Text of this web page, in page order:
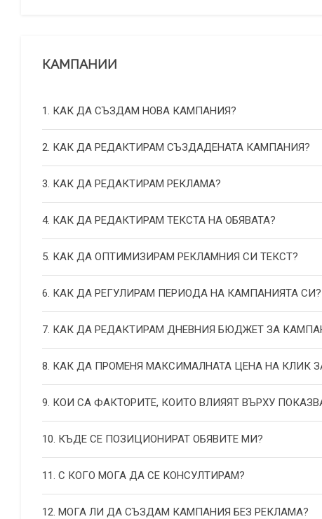
КАМПАНИИ
1. КАК ДА СЪЗДАМ НОВА КАМПАНИЯ?
2. КАК ДА РЕДАКТИРАМ СЪЗДАДЕНАТА КАМПАНИЯ?
3. КАК ДА РЕДАКТИРАМ РЕКЛАМА?
4. КАК ДА РЕДАКТИРАМ ТЕКСТА НА ОБЯВАТА?
5. КАК ДА ОПТИМИЗИРАМ РЕКЛАМНИЯ СИ ТЕКСТ?
6. КАК ДА РЕГУЛИРАМ ПЕРИОДА НА КАМПАНИЯТА СИ?
7. КАК ДА РЕДАКТИРАМ ДНЕВНИЯ БЮДЖЕТ ЗА
8. КАК ДА ПРОМЕНЯ МАКСИМАЛНАТА ЦЕНА НА КЛИК
9. КОИ СА ФАКТОРИТЕ, КОИТО ВЛИЯЯТ ВЪРХУ
10. КЪДЕ СЕ ПОЗИЦИОНИРАТ ОБЯВИТЕ МИ?
11. С КОГО МОГА ДА СЕ КОНСУЛТИРАМ?
12. МОГА ЛИ ДА СЪЗДАМ КАМПАНИЯ БЕЗ РЕКЛАМА?